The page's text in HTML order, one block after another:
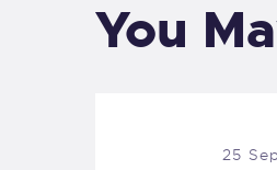
You
25